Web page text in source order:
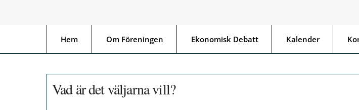
Hem Om Föreningen Ekonomisk Debatt Kalender
Vad är det väljarna vill?